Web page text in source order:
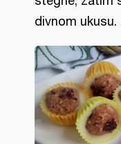
divnom ukusu.